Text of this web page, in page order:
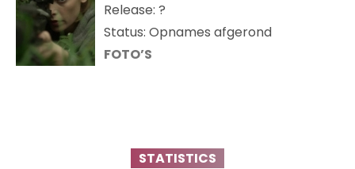
Release: ?
Status: Opnames afgerond
FOTO’S
STATISTICS